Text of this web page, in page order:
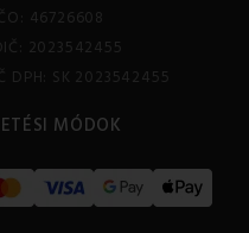
46726608
2023542455
DPH: SK 2023542455
MÓDOK